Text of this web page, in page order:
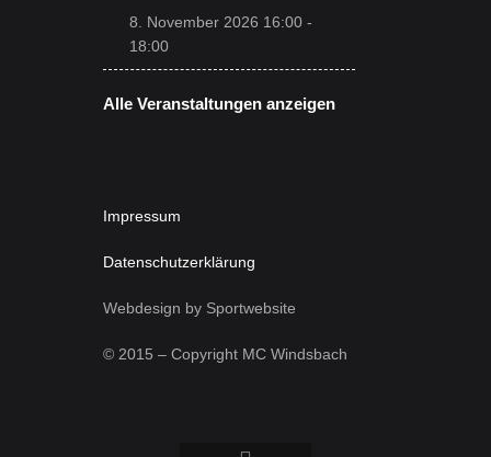
8. November 2026 16:00 -
18:00
Alle Veranstaltungen anzeigen
Impressum
Datenschutzerklärung
Webdesign by Sportwebsite
© 2015 – Copyright MC Windsbach